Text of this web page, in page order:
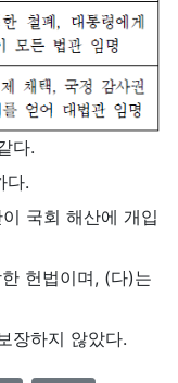
다.
다.
국회 해산에 개입
헌법이며, (다)는
장하지 않았다.